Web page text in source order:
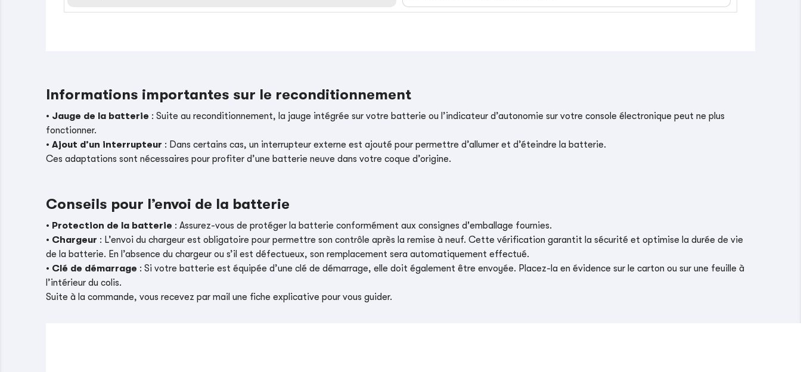
Informations importantes sur le reconditionnement
• Jauge de la batterie : Suite au reconditionnement, la jauge intégrée sur votre batterie ou l’indicateur d’autonomie sur votre console électronique peut ne plus
fonctionner.
•Ajout d’un interrupteur : Dans certains cas, un interrupteur externe est ajouté pour permettre d’allumer et d’éteindre la batterie.
Ces adaptations sont nécessaires pour profiter d’une batterie neuve dans votre coque d’origine.
Conseils pour l’envoi de la batterie
• Protection de la batterie : Assurez-vous de protéger la batterie conformément aux consignes d'emballage fournies.
• Chargeur : L’envoi du chargeur est obligatoire pour permettre son contrôle après la remise à neuf. Cette vérification garantit la sécurité et optimise la durée de vie
de la batterie. En l’absence du chargeur ou s’il est défectueux, son remplacement sera automatiquement effectué.
• Clé de démarrage : Si votre batterie est équipée d’une clé de démarrage, elle doit également être envoyée. Placez-la en évidence sur le carton ou sur une feuille à
l’intérieur du colis.
Suite à la commande, vous recevez par mail une fiche explicative pour vous guider.